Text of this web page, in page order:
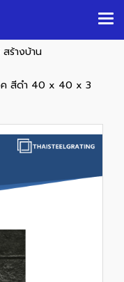
ร้างบ้าน
ค สีดำ 40 x 40 x 3